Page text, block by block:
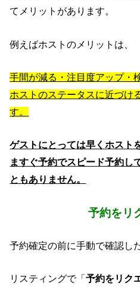
てメリットがあります。
例えばホストのメリットは、
手間が減る・注目度アップ・
ホストのステータスに近づけ
す。
ゲストにとっては早くホスト
ますぐ予約でスピード予約し
ともありません。
予約をリ
予約確定の前に手動で確認し
リスティングで「予約をリク